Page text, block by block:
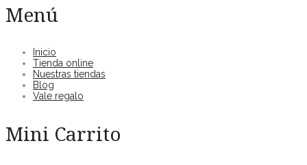
Menú
Inicio
Tienda online
Nuestras tiendas
Blog
Vale regalo
Mini Carrito